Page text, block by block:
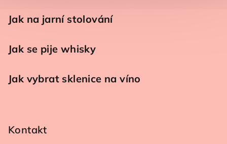
Jak na jarní stolování
Jak se pije whisky
Jak vybrat sklenice na víno
Kontakt